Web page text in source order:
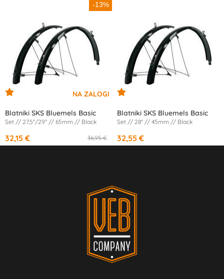
-13%
Blatniki SKS Bluemels Basic
Set // 27,5''/29'' // 65mm // Black
36,95 €
32,15 €
Blatniki SKS Bluemels Basic
Set // 28'' // 45mm // Black
32,55 €